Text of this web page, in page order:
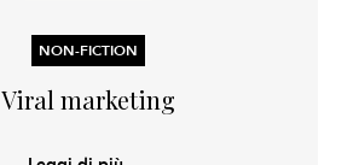
NON-FICTION
Viral marketing